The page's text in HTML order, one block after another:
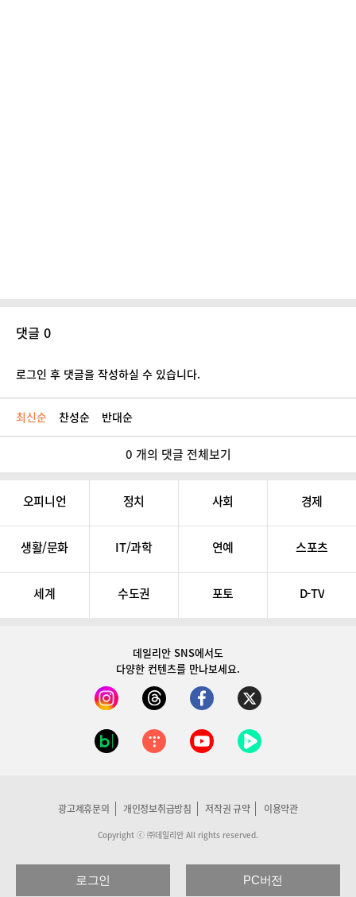
댓글 0
로그인 후 댓글을 작성하실 수 있습니다.
최신순 찬성순 반대순
0 개의 댓글 전체보기
오피니언 정치 사회 경제
생활/문화 IT/과학 연예 스포츠
세계 수도권 포토 D-TV
데일리안 SNS에서도
다양한 컨텐츠를 만나보세요.
광고제휴문의 개인정보취급방침 저작권 규약 이용약관
Copyright ⓒ ㈜데일리안 All rights reserved.
로그인 PC버전